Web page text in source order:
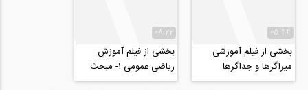
05:44
بخشی از فیلم آموزشی
میراگرها و جداگرها
08:22
بخشی از فیلم آموزش
رياضى عمومى ١- مبحث
حد